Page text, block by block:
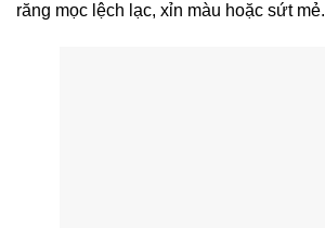
răng mọc lệch lạc, xỉn màu hoặc sứt mẻ.